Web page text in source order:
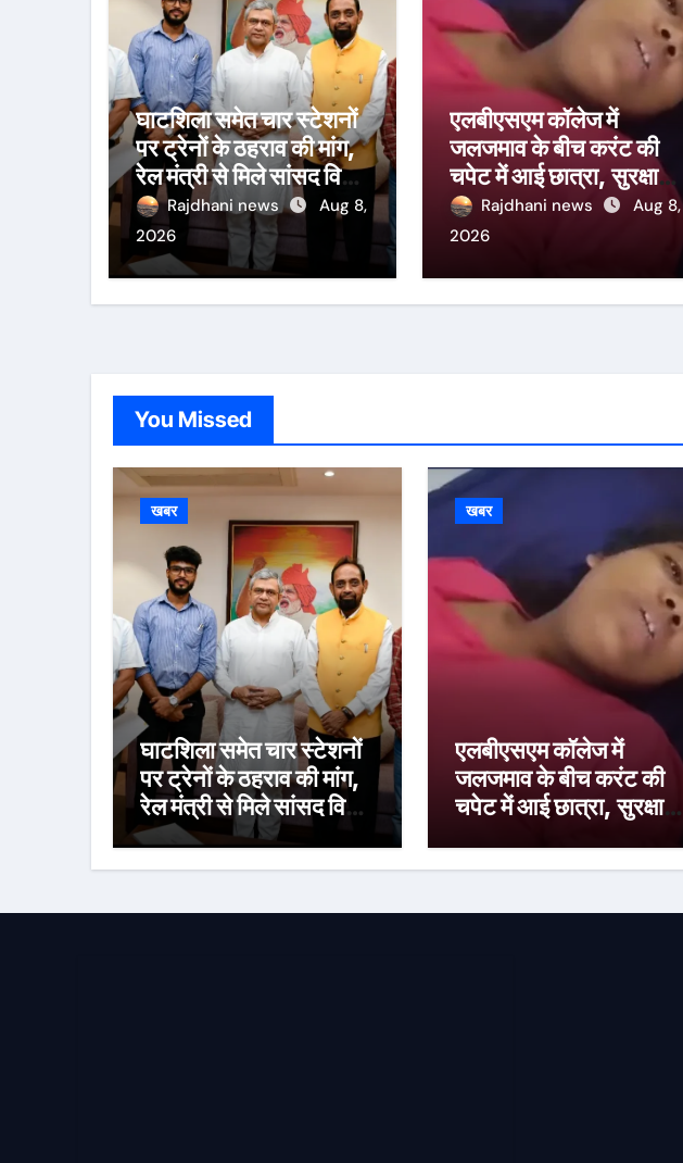
घाटशिला समेत चार स्टेशनों
पर ट्रेनों के ठहराव की मांग,
रेल मंत्री से मिले सांसद विद्युत
वरण महतो
Rajdhani news
Aug 8,
2026
एलबीएसएम कॉलेज में
जलजमाव के बीच करंट की
चपेट में आई छात्रा, सुरक्षा
व्यवस्था पर उठे सवाल
Rajdhani news
Aug 8,
2026
You Missed
खबर
घाटशिला समेत चार स्टेशनों
पर ट्रेनों के ठहराव की मांग,
रेल मंत्री से मिले सांसद विद्युत
वरण महतो
खबर
एलबीएसएम कॉलेज में
जलजमाव के बीच करंट की
चपेट में आई छात्रा, सुरक्षा